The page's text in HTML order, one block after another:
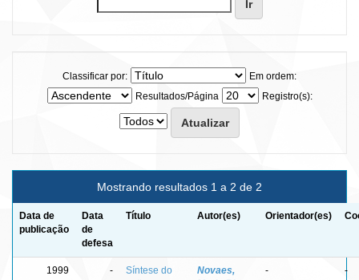
Classificar por:
Em ordem:
Resultados/Página
Registro(s):
Mostrando resultados 1 a 2 de 2
Data de
publicação
Data
de
defesa
Título Autor(es) Orientador(es)
1999 -
Síntese do
Novaes,
- -